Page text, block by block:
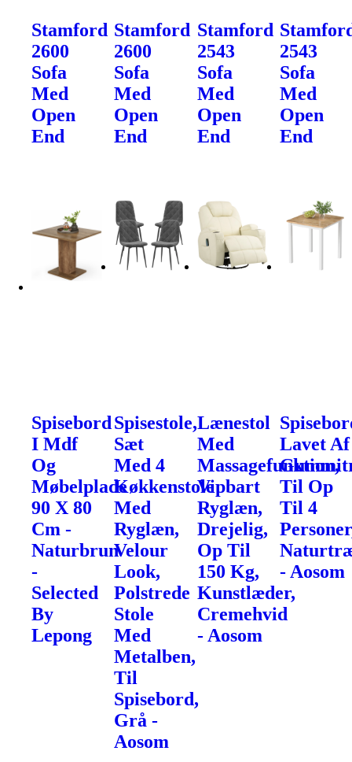
Stamford
2600
Sofa
Med
Open
End
Stamford
2600
Sofa
Med
Open
End
Stamford
2543
Sofa
Med
Open
End
2543
Sofa
Med
Open
End
Spisebord
I Mdf
Og
Møbelplade
90 X 80
Cm -
Naturbrun
-
Selected
By
Lepong
Spisestole,
Sæt
Med 4
Køkkenstole
Med
Ryglæn,
Velour
Look,
Polstrede
Stole
Med
Metalben,
Til
Spisebord,
Grå -
Aosom
Lænestol
Med
Massagefunktion,
Vipbart
Ryglæn,
Drejelig,
Op Til
150 Kg,
Kunstlæder,
Cremehvid
- Aosom
Lavet Af
Til Op
Til 4
- Aosom